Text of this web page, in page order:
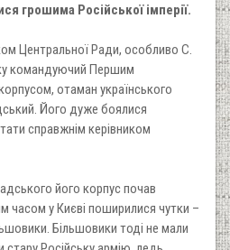
грошима Російської імперії.
Центральної Ради, особливо С.
командуючий Першим
отаман українського
Його дуже боялися
справжнім керівником
його корпус почав
часом у Києві поширилися чутки –
Більшовики тоді не мали